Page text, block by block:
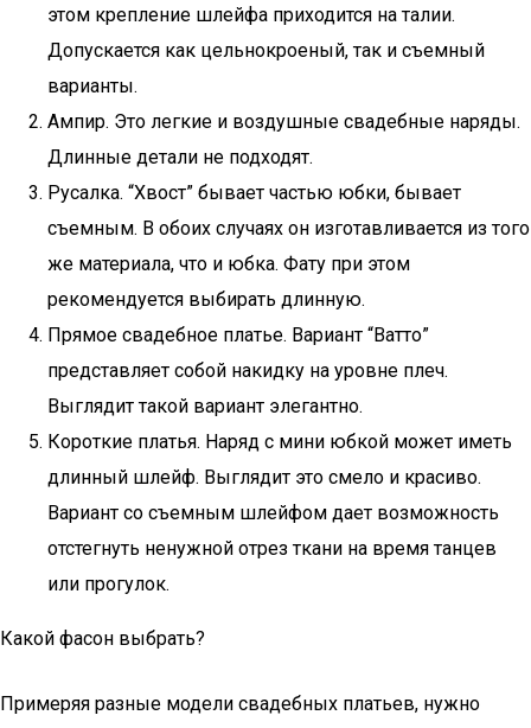
этом крепление шлейфа приходится на талии.
Допускается как цельнокроеный, так и съемный
варианты.
Ампир. Это легкие и воздушные свадебные наряды.
Длинные детали не подходят.
Русалка. “Хвост” бывает частью юбки, бывает
съемным. В обоих случаях он изготавливается из того
же материала, что и юбка. Фату при этом
рекомендуется выбирать длинную.
Прямое свадебное платье. Вариант “Ватто”
представляет собой накидку на уровне плеч.
Выглядит такой вариант элегантно.
Короткие платья. Наряд с мини юбкой может иметь
длинный шлейф. Выглядит это смело и красиво.
Вариант со съемным шлейфом дает возможность
отстегнуть ненужной отрез ткани на время танцев
или прогулок.
Какой фасон выбрать?
Примеряя разные модели свадебных платьев, нужно